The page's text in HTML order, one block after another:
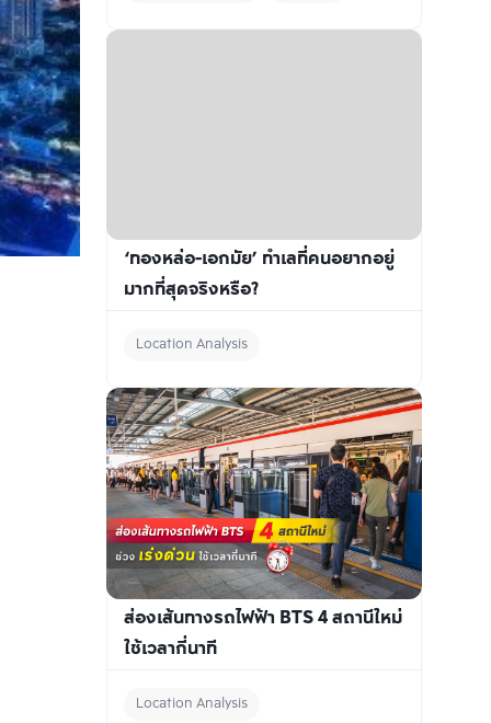
‘ทองหล่อ-เอกมัย’ ทำเลที่คนอยากอยู่
มากที่สุดจริงหรือ?
Location Analysis
ส่องเส้นทางรถไฟฟ้า BTS 4 สถานีใหม่
ใช้เวลากี่นาที
Location Analysis